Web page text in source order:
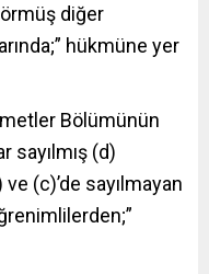
diğer
hükmüne yer
Bölümünün
sayılmış (d)
ve (c)’de sayılmayan